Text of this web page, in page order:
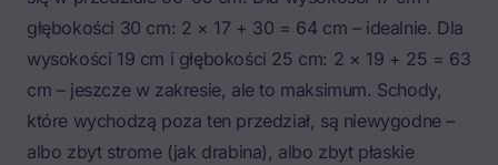
głębokości 30 cm: 2 × 17 + 30 = 64 cm – idealnie. Dla
wysokości 19 cm i głębokości 25 cm: 2 × 19 + 25 = 63
cm – jeszcze w zakresie, ale to maksimum. Schody,
które wychodzą poza ten przedział, są niewygodne –
albo zbyt strome (jak drabina), albo zbyt płaskie